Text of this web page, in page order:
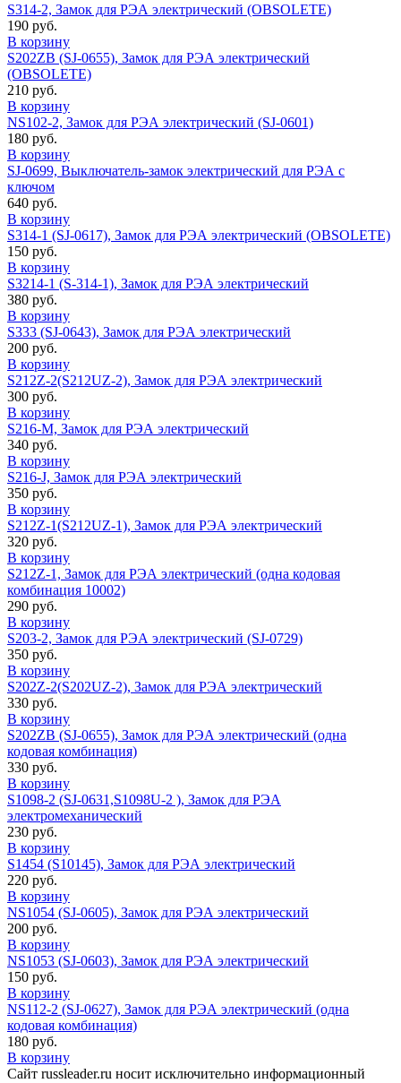
S314-2, Замок для РЭА электрический (OBSOLETE)
190 руб.
В корзину
S202ZB (SJ-0655), Замок для РЭА электрический
(OBSOLETE)
210 руб.
В корзину
NS102-2, Замок для РЭА электрический (SJ-0601)
180 руб.
В корзину
SJ-0699, Выключатель-замок электрический для РЭА с
ключом
640 руб.
В корзину
S314-1 (SJ-0617), Замок для РЭА электрический (OBSOLETE)
150 руб.
В корзину
S3214-1 (S-314-1), Замок для РЭА электрический
380 руб.
В корзину
S333 (SJ-0643), Замок для РЭА электрический
200 руб.
В корзину
S212Z-2(S212UZ-2), Замок для РЭА электрический
300 руб.
В корзину
S216-M, Замок для РЭА электрический
340 руб.
В корзину
S216-J, Замок для РЭА электрический
350 руб.
В корзину
S212Z-1(S212UZ-1), Замок для РЭА электрический
320 руб.
В корзину
S212Z-1, Замок для РЭА электрический (одна кодовая
комбинация 10002)
290 руб.
В корзину
S203-2, Замок для РЭА электрический (SJ-0729)
350 руб.
В корзину
S202Z-2(S202UZ-2), Замок для РЭА электрический
330 руб.
В корзину
S202ZB (SJ-0655), Замок для РЭА электрический (одна
кодовая комбинация)
330 руб.
В корзину
S1098-2 (SJ-0631,S1098U-2 ), Замок для РЭА
электромеханический
230 руб.
В корзину
S1454 (S10145), Замок для РЭА электрический
220 руб.
В корзину
NS1054 (SJ-0605), Замок для РЭА электрический
200 руб.
В корзину
NS1053 (SJ-0603), Замок для РЭА электрический
150 руб.
В корзину
NS112-2 (SJ-0627), Замок для РЭА электрический (одна
кодовая комбинация)
180 руб.
В корзину
Сайт russleader.ru носит исключительно информационный